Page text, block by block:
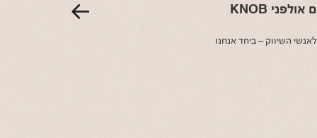
חזקים מהקורונה: הכירו את מיטל וניב, בעלים משותפים אולפני KNOB
השיווק – ביחד אנחנו